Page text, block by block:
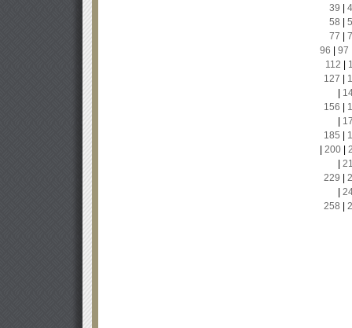
39
58
77
96
97
112
127
156
185
200|
229
258